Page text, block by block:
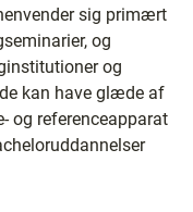
sig primært
og
og
kan have glæde af
og referenceapparat